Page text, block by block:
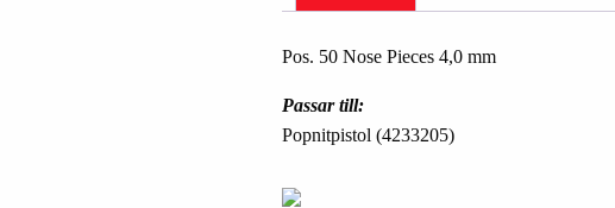
Pos. 50 Nose Pieces 4,0 mm
Passar till:
Popnitpistol (4233205)